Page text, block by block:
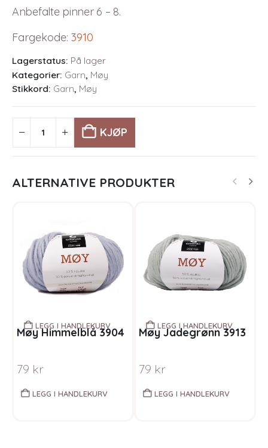
Anbefalte pinner 6 – 8.
Fargekode: 3910
Lagerstatus: På lager
Kategorier: Garn, Møy
Stikkord: Garn, Møy
KJØP
ALTERNATIVE PRODUKTER
LEGG I HANDLEKURV
Møy Himmelblå 3904
79 kr
LEGG I HANDLEKURV
LEGG I HANDLEKURV
Møy Jadegrønn 3913
79 kr
LEGG I HANDLEKURV